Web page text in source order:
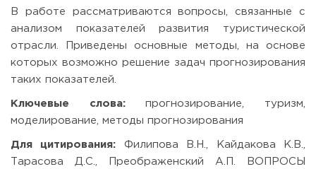
В работе рассматриваются вопросы, связанные с
анализом показателей развития туристической
отрасли. Приведены основные методы, на основе
которых возможно решение задач прогнозирования
таких показателей.
Ключевые слова:прогнозирование, туризм,
моделирование, методы прогнозирования
Для цитирования: Филипова В.Н., Кайдакова К.В.,
Тарасова Д.С., Преображенский А.П. ВОПРОСЫ